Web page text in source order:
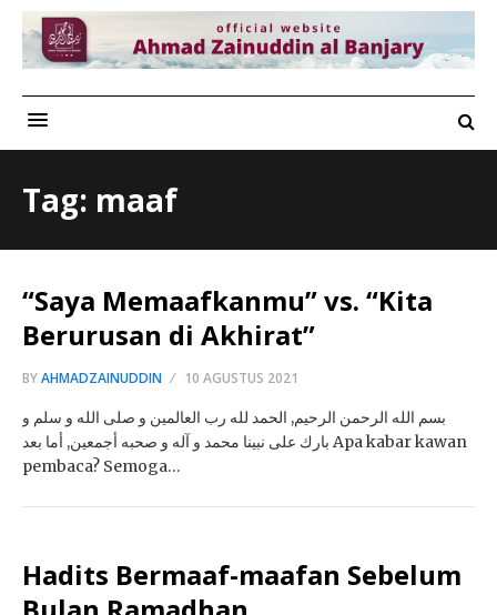
Tag: maaf
“Saya Memaafkanmu” vs. “Kita
Berurusan di Akhirat”
BYAHMADZAINUDDIN 10 AGUSTUS 2021
بسم الله الرحمن الرحيم, الحمد لله رب العالمين و صلى الله و سلم و
بارك على نبينا محمد و آله و صحبه أجمعين, أما بعد Apa kabar kawan
pembaca? Semoga…
Hadits Bermaaf-maafan Sebelum